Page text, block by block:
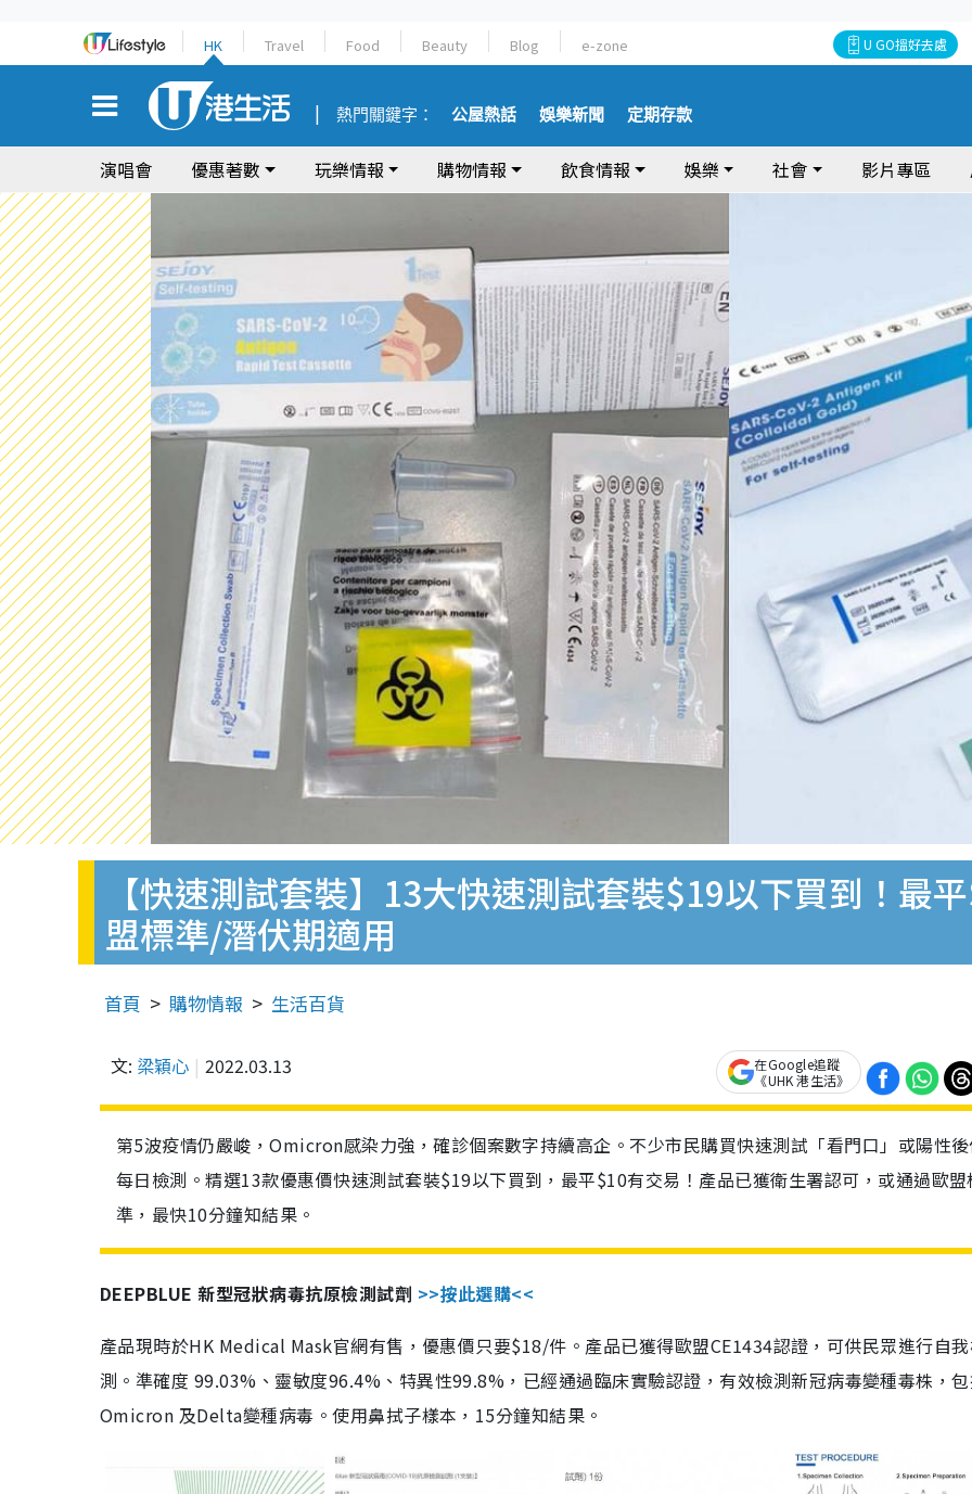
HK Travel Food Beauty Blog e-zone U GO搵好去處
熱門關鍵字： 公屋熱話 娛樂新聞 定期存款
演唱會 優惠著數 玩樂情報 購物情報 飲食情報 娛樂 社會 影片專區
【快速測試套裝】13大快速測試套裝$19以下買到！最
盟標準/潛伏期適用
首頁 購物情報 生活百貨
文: 梁穎心 2022.03.13
在Google追蹤
《UHK 港生活》
第5波疫情仍嚴峻，Omicron感染力強，確診個案數字持續高企。不少市民購買快速測試「看門口」或陽性
每日檢測。精選13款優惠價快速測試套裝$19以下買到，最平$10有交易！產品已獲衛生署認可，或通過歐盟
準，最快10分鐘知結果。
DEEPBLUE 新型冠狀病毒抗原檢測試劑 >>按此選購<<
產品現時於HK Medical Mask官網有售，優惠價只要$18/件。產品已獲得歐盟CE1434認證，可供民眾進行自
測。準確度 99.03%、靈敏度96.4%、特異性99.8%，已經通過臨床實驗認證，有效檢測新冠病毒變種毒株，
Omicron 及Delta變種病毒。使用鼻拭子樣本，15分鐘知結果。